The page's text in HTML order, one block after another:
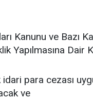
Kanunu ve Bazı
Yapılmasına Dair
para cezası
ve